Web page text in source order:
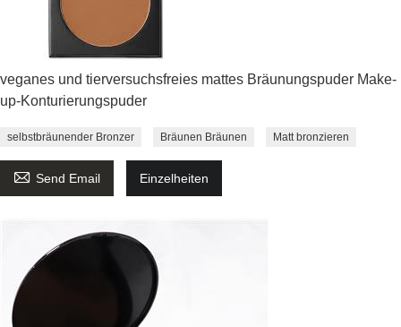
veganes und tierversuchsfreies mattes Bräunungspuder Make-
up-Konturierungspuder
selbstbräunender Bronzer Bräunen Bräunen Matt bronzieren
 Send Email Einzelheiten